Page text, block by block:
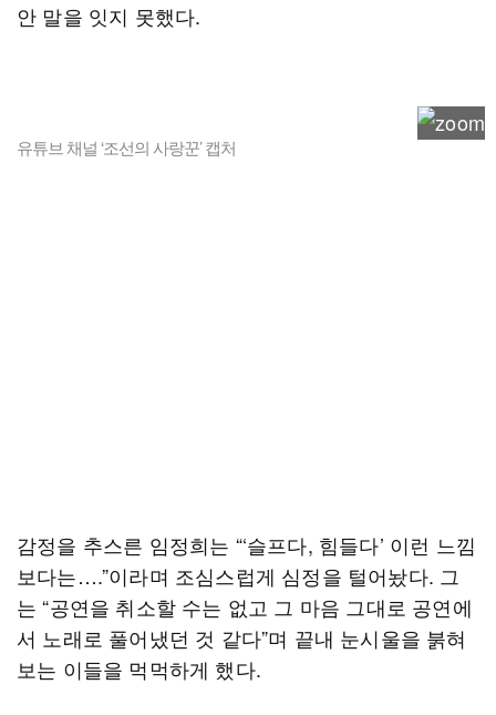
안 말을 잇지 못했다.
유튜브 채널 ‘조선의 사랑꾼’ 캡처
감정을 추스른 임정희는 “‘슬프다, 힘들다’ 이런 느낌
보다는….”이라며 조심스럽게 심정을 털어놨다. 그
는 “공연을 취소할 수는 없고 그 마음 그대로 공연에
서 노래로 풀어냈던 것 같다”며 끝내 눈시울을 붉혀
보는 이들을 먹먹하게 했다.